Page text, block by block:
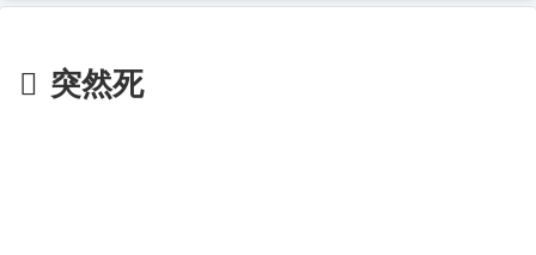
突然死